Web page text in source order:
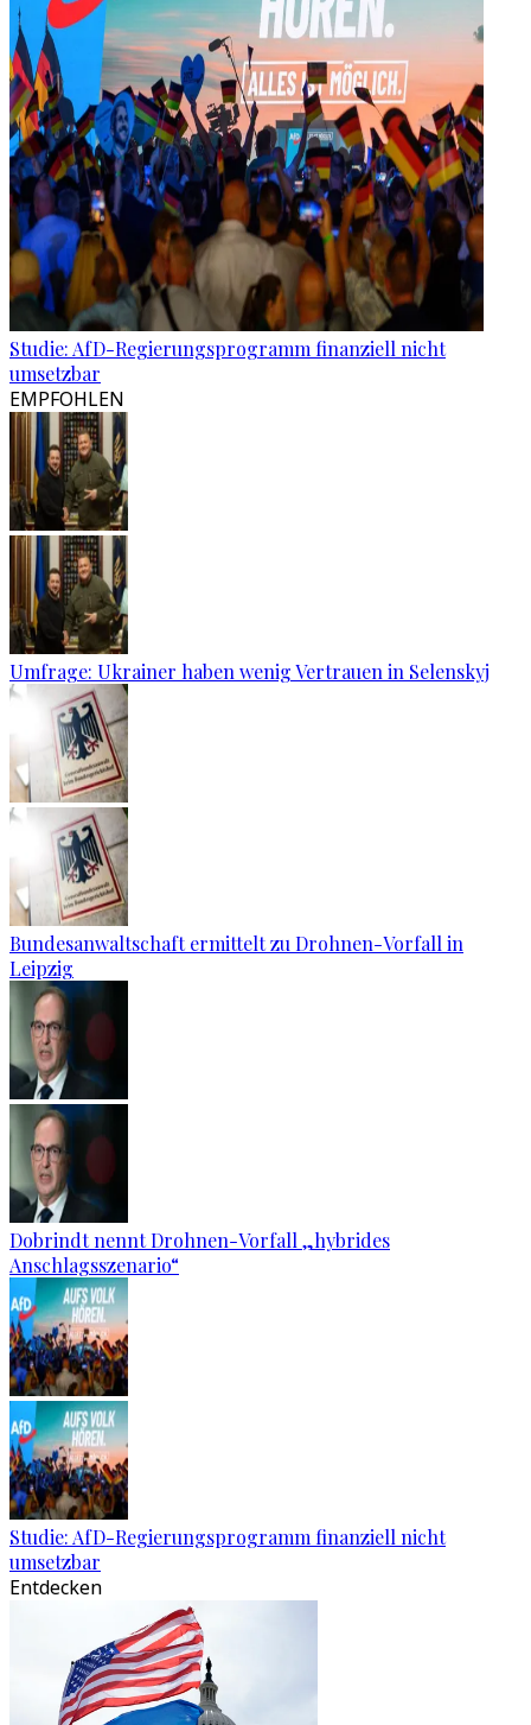
Studie: AfD-Regierungsprogramm finanziell nicht
umsetzbar
EMPFOHLEN
Umfrage: Ukrainer haben wenig Vertrauen in Selenskyj
Bundesanwaltschaft ermittelt zu Drohnen-Vorfall in
Leipzig
Dobrindt nennt Drohnen-Vorfall „hybrides
Anschlagsszenario“
Studie: AfD-Regierungsprogramm finanziell nicht
umsetzbar
Entdecken